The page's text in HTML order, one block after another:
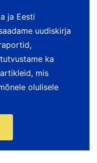
ja Eesti
uudiskirja
ka
mis
olulisele